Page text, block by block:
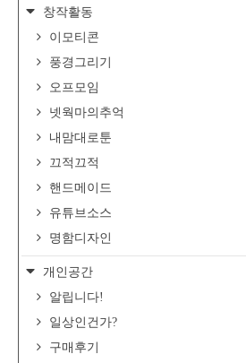
창작활동
이모티콘
풍경그리기
오프모임
넷웍마의추억
내맘대로툰
끄적끄적
핸드메이드
유튜브소스
명함디자인
개인공간
알립니다!
일상인건가?
구매후기